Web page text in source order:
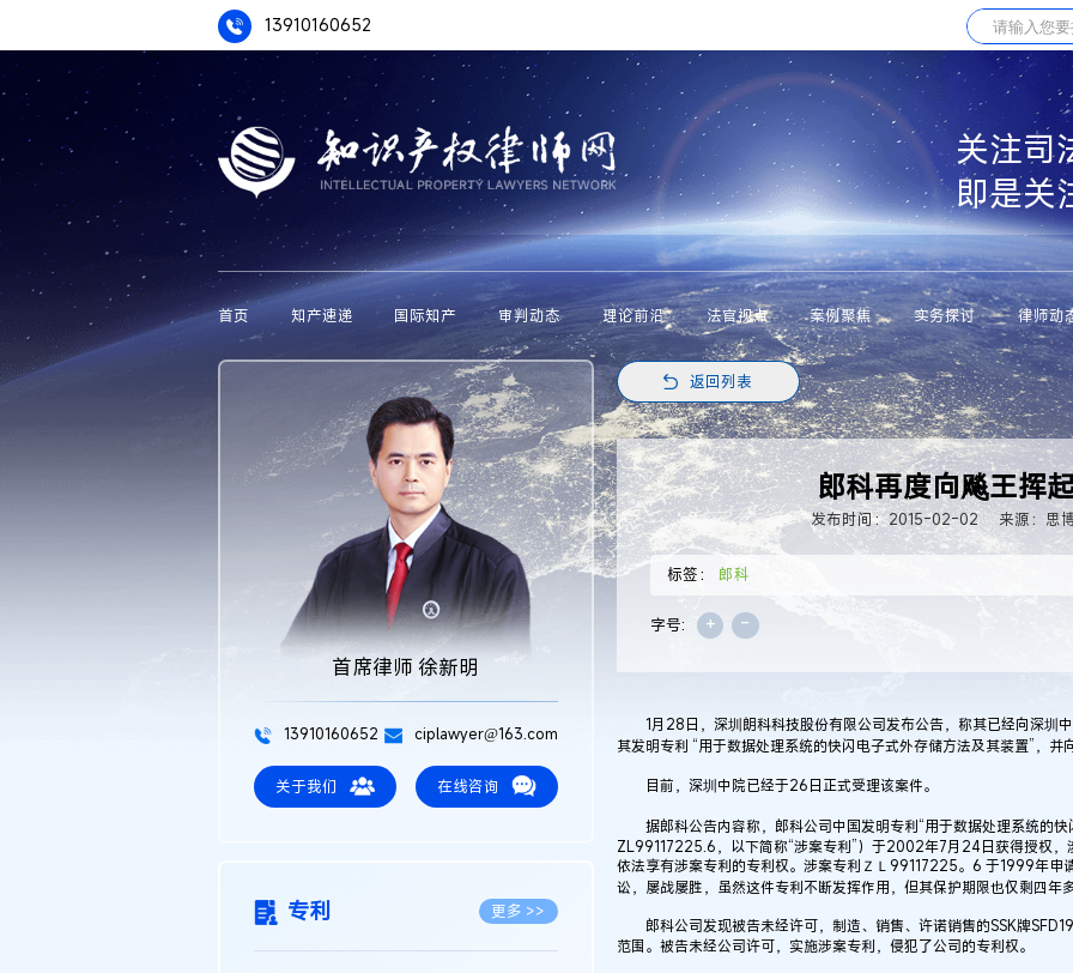
13910160652
关注司
即是关
首页 知产速递 国际知产 审判动态 理论前沿 法官视点 案例聚焦 实务探讨 律师动
首席律师 徐新明
13910160652 ciplawyer@163.com
关于我们 在线咨询
专利 更多 >>
返回列表
郎科再度向飚王挥
发布时间：2015-02-02 来源：思
标签： 郎科
字号: + -
1月28日，深圳朗科科技股份有限公司发布公告，称其已经向深圳
其发明专利 “用于数据处理系统的快闪电子式外存储方法及其装置”，并
目前，深圳中院已经于26日正式受理该案件。
据郎科公告内容称，郎科公司中国发明专利“用于数据处理系统的快
ZL99117225.6，以下简称“涉案专利”）于2002年7月24日获得授权，
依法享有涉案专利的专利权。涉案专利ＺＬ99117225。6 于1999年申
讼，屡战屡胜，虽然这件专利不断发挥作用，但其保护期限也仅剩四年
郎科公司发现被告未经许可，制造、销售、许诺销售的SSK牌
范围。被告未经公司许可，实施涉案专利，侵犯了公司的专利权。